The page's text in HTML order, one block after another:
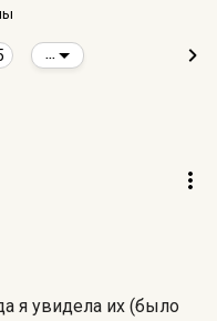
я увидела их (было